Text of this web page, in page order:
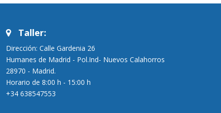
Taller:
Dirección: Calle Gardenia 26
Humanes de Madrid - Pol.Ind- Nuevos Calahorros
28970 - Madrid.
Horario de 8:00 h - 15:00 h
+34 638547553